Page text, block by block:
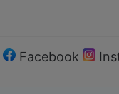
Facebook